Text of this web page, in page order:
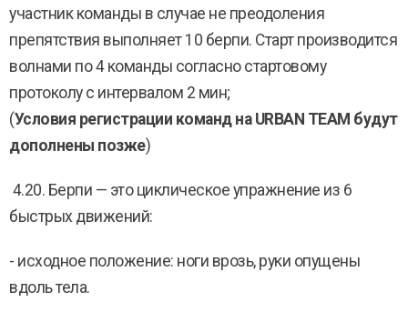
участник команды в случае не преодоления
препятствия выполняет 10 берпи. Старт производится
волнами по 4 команды согласно стартовому
протоколу с интервалом 2 мин;
(Условия регистрации команд на URBAN TEAM будут
дополнены позже)
4.20. Берпи — это циклическое упражнение из 6
быстрых движений:
- исходное положение: ноги врозь, руки опущены
вдоль тела.